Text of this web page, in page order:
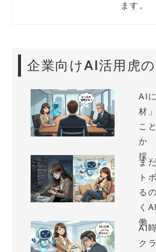
ます。
企業向けAI活用虎
AI
材
こ
か
採...
ま
ト
る
く
働...
AI
ク